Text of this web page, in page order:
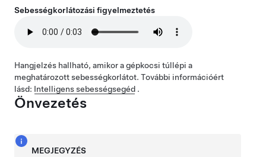
Sebességkorlátozási figyelmeztetés
Hangjelzés hallható, amikor a gépkocsi túllépi a
meghatározott sebességkorlátot. További információért
lásd: Intelligens sebességsegéd .
Önvezetés
MEGJEGYZÉS